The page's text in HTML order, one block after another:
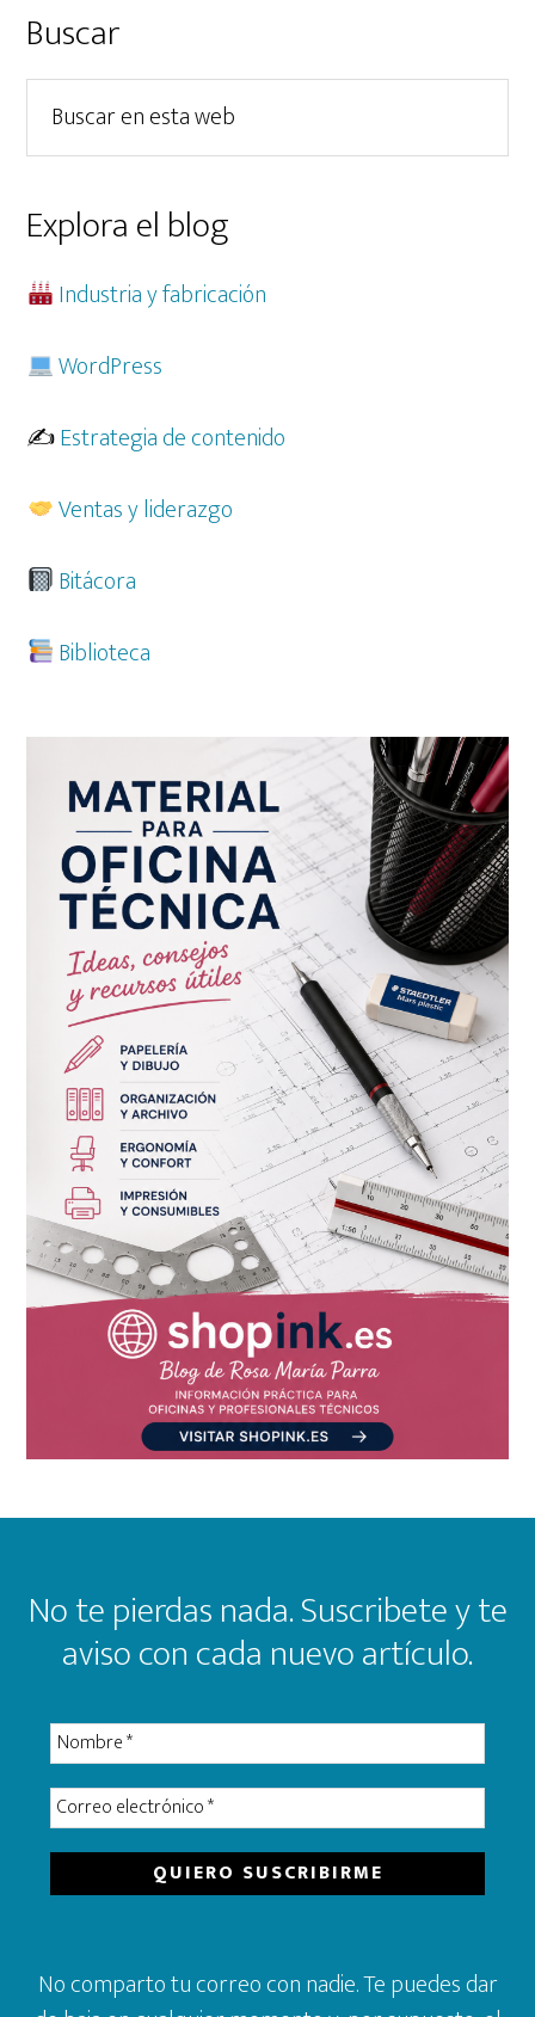
Barra
lateral
principal
Buscar
esta
web
Explora el blog
Industria y fabricación
WordPress
✍️Estrategia de contenido
Ventas y liderazgo
Bitácora
Biblioteca
Footer
No te pierdas nada. Suscribete y te
aviso con cada nuevo artículo.
No comparto tu correo con nadie. Te puedes dar